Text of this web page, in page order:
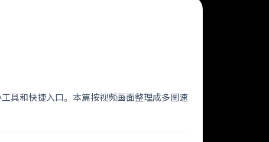
具和快捷入口。本篇按视频画面整理成多图速